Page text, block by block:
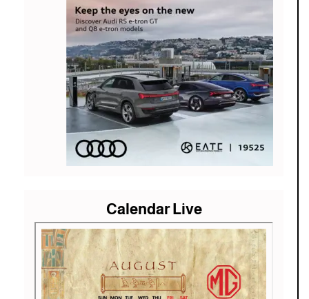
Calendar Live